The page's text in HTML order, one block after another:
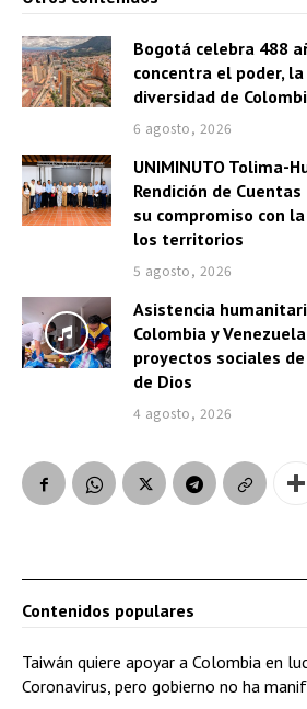
Bogotá celebra 488
concentra el poder,
diversidad de
6 agosto, 2026
UNIMINUTO Tolima-
Rendición de
su compromiso con
los territorios
5 agosto, 2026
Asistencia
Colombia y
proyectos sociales
de Dios
4 agosto, 2026
Contenidos populares
Taiwán quiere apoyar a Colombia en
Coronavirus, pero gobierno no ha